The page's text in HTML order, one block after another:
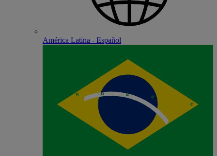
América Latina - Español